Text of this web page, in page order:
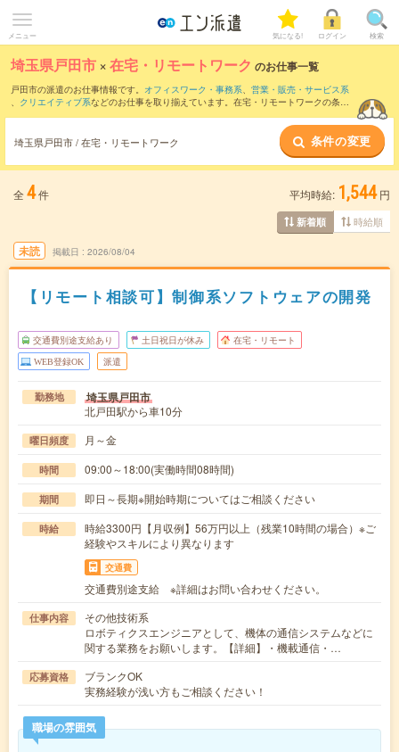
メニュー 気になる! ログイン 検索
埼玉県戸田市 ×在宅・リモートワーク のお仕事一覧
戸田市の派遣のお仕事情報です。 オフィスワーク・事務系、 営業・販売・サービス系
、 クリエイティブ系などのお仕事を取り揃えています。在宅・リモートワークの条件
埼玉県戸田市 / 在宅・リモートワーク 条件の変更
全 4件 平均時給: 1,544 円
新着順 時給順
未読 掲載日 2026/08/04
【リモート相談可】制御系ソフトウェアの開発
交通費別途支給あり 土日祝日が休み 在宅・リモート
WEB登録OK 派遣
勤務地 埼玉県戸田市
北戸田駅から車10分
曜日頻度 月～金
時間 09:00～18:00(実働時間08時間)
期間 即日～長期※開始時期についてはご相談ください
時給
時給3300円【月収例】56万円以上（残業10時間の場合）※ご
経験やスキルにより異なります
交通費
交通費別途支給 ※詳細はお問い合わせください。
仕事内容
その他技術系
ロボティクスエンジニアとして、機体の通信システムなどに
関する業務をお願いします。【詳細】・機載通信・…
応募資格
ブランクOK
実務経験が浅い方もご相談ください！
職場の雰囲気